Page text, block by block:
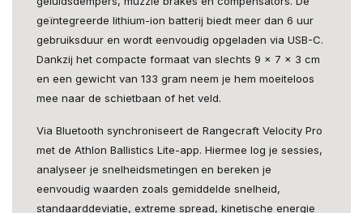
geïntegreerde lithium-ion batterij biedt meer dan 6 uur
gebruiksduur en wordt eenvoudig opgeladen via USB-C.
Dankzij het compacte formaat van slechts 9 × 7 × 3 cm
en een gewicht van 133 gram neem je hem moeiteloos
mee naar de schietbaan of het veld.
Via Bluetooth synchroniseert de Rangecraft Velocity Pro
met de Athlon Ballistics Lite-app. Hiermee log je sessies,
analyseer je snelheidsmetingen en bereken je
eenvoudig waarden zoals gemiddelde snelheid,
standaarddeviatie, extreme spread, kinetische energie